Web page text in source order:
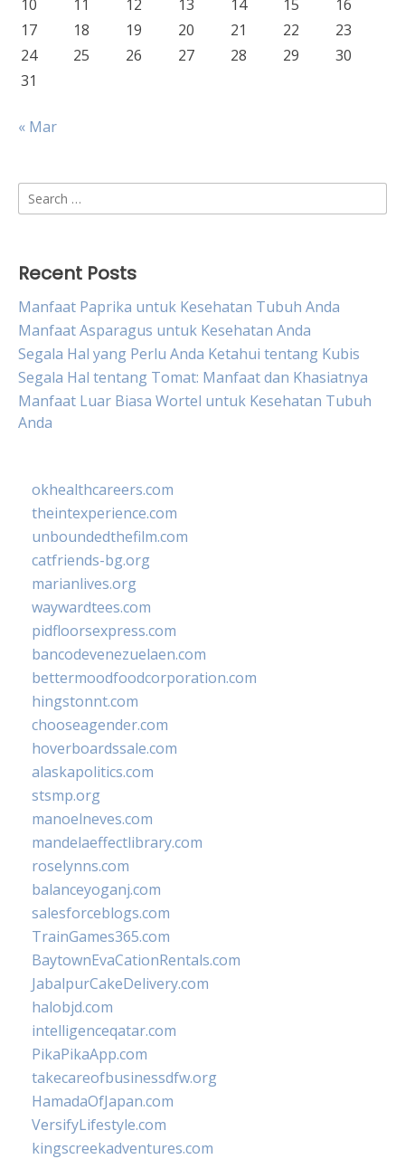
10 11 12 13 14 15
16
17
18 19 20 21 22
23
24
25 26 27 28 29
30
31
« Mar
Search
for:
Recent Posts
Manfaat Paprika untuk Kesehatan Tubuh Anda
Manfaat Asparagus untuk Kesehatan Anda
Segala Hal yang Perlu Anda Ketahui tentang Kubis
Segala Hal tentang Tomat: Manfaat dan Khasiatnya
Manfaat Luar Biasa Wortel untuk Kesehatan Tubuh
Anda
okhealthcareers.com
theintexperience.com
unboundedthefilm.com
catfriends-bg.org
marianlives.org
waywardtees.com
pidfloorsexpress.com
bancodevenezuelaen.com
bettermoodfoodcorporation.com
hingstonnt.com
chooseagender.com
hoverboardssale.com
alaskapolitics.com
stsmp.org
manoelneves.com
mandelaeffectlibrary.com
roselynns.com
balanceyoganj.com
salesforceblogs.com
TrainGames365.com
BaytownEvaCationRentals.com
JabalpurCakeDelivery.com
halobjd.com
intelligenceqatar.com
PikaPikaApp.com
takecareofbusinessdfw.org
HamadaOfJapan.com
VersifyLifestyle.com
kingscreekadventures.com